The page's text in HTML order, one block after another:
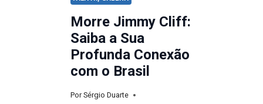
Morre Jimmy Cliff:
Saiba a Sua
Profunda Conexão
com o Brasil
Por Sérgio Duarte